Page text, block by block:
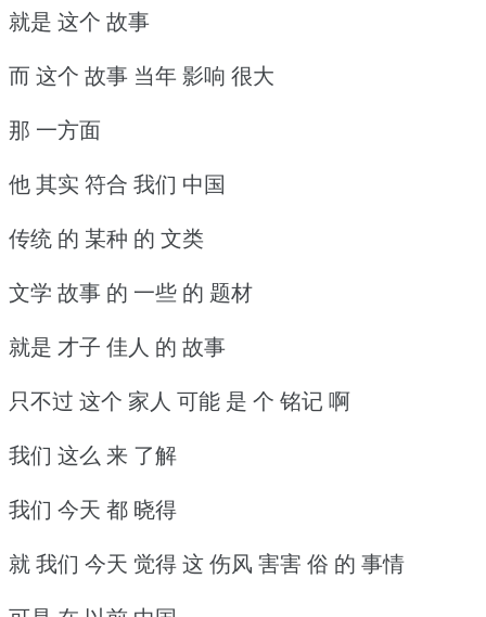
就是 这个 故事
而 这个 故事 当年 影响 很大
那 一方面
他 其实 符合 我们 中国
传统 的 某种 的 文类
文学 故事 的 一些 的 题材
就是 才子 佳人 的 故事
只不过 这个 家人 可能 是 个 铭记 啊
我们 这么 来 了解
我们 今天 都 晓得
就 我们 今天 觉得 这 伤风 害害 俗 的 事情